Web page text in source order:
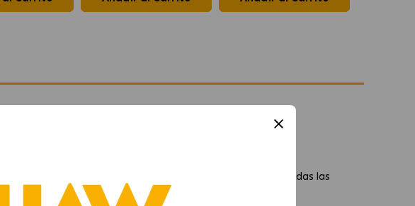
— elaboradas especialmente para gatos adultos de todas las
una textura tierna y muy apetecible.